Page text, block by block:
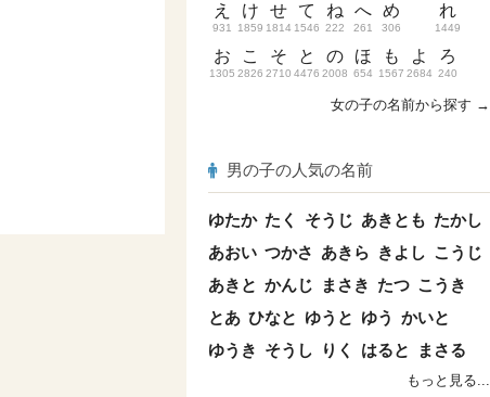
え
931
お
1305
け
1859
こ
2826
せ
1814
そ
2710
て
1546
と
4476
ね
222
の
2008
へ
261
ほ
654
め
306
も
1567
よ
2684
れ
1449
ろ
240
女の子の名前から探す →
男の子の人気の名前
ゆたか たく そうじ あきとも たかし
あおい つかさ あきら きよし こうじ
あきと かんじ まさき たつ こうき
とあ ひなと ゆうと ゆう かいと
ゆうき そうし りく はると まさる
もっと見る...